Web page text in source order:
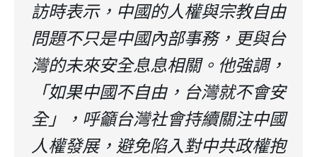
訪時表示，中國的人權與宗教自由
問題不只是中國內部事務，更與台
灣的未來安全息息相關。他強調，
「如果中國不自由，台灣就不會安
全」，呼籲台灣社會持續關注中國
人權發展，避免陷入對中共政權抱